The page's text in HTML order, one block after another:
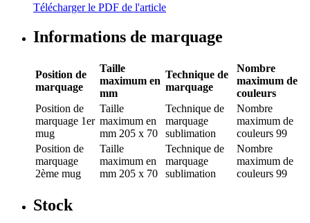
Télécharger le PDF de l'article
Informations de marquage
Position de
marquage
Taille
maximum en
mm
Technique de
marquage
Nombre
maximum de
couleurs
Position de
marquage 1er
mug
Taille
maximum en
mm 205 x 70
Technique de
marquage
sublimation
Nombre
maximum de
couleurs 99
Position de
marquage
2ème mug
Taille
maximum en
mm 205 x 70
Technique de
marquage
sublimation
Nombre
maximum de
couleurs 99
Stock